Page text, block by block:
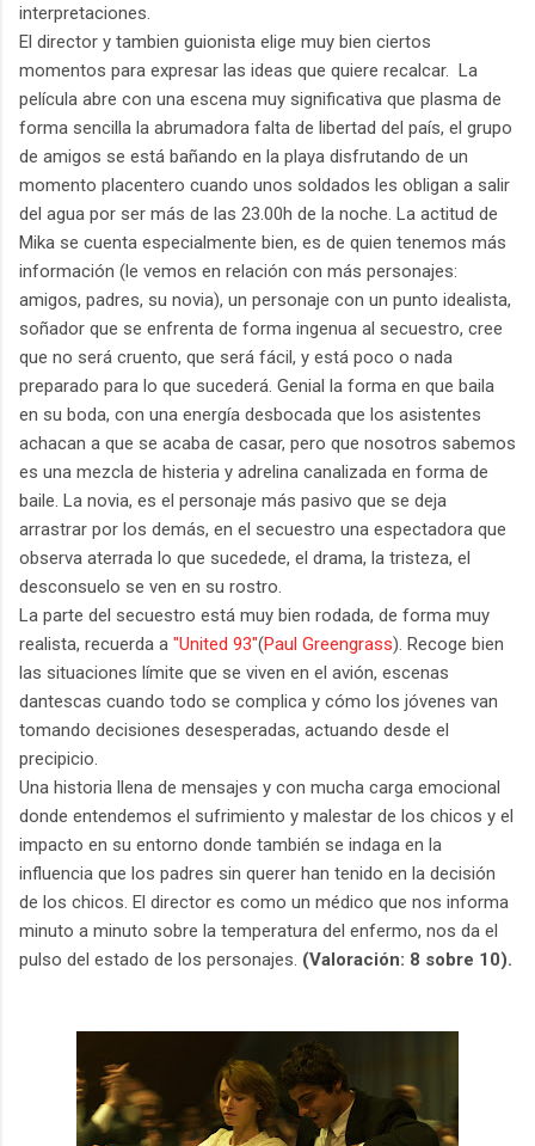
interpretaciones.
El director y tambien guionista elige muy bien ciertos
momentos para expresar las ideas que quiere recalcar. La
película abre con una escena muy significativa que plasma de
forma sencilla la abrumadora falta de libertad del país, el grupo
de amigos se está bañando en la playa disfrutando de un
momento placentero cuando unos soldados les obligan a salir
del agua por ser más de las 23.00h de la noche. La actitud de
Mika se cuenta especialmente bien, es de quien tenemos más
información (le vemos en relación con más personajes:
amigos, padres, su novia), un personaje con un punto idealista,
soñador que se enfrenta de forma ingenua al secuestro, cree
que no será cruento, que será fácil, y está poco o nada
preparado para lo que sucederá. Genial la forma en que baila
en su boda, con una energía desbocada que los asistentes
achacan a que se acaba de casar, pero que nosotros sabemos
es una mezcla de histeria y adrelina canalizada en forma de
baile. La novia, es el personaje más pasivo que se deja
arrastrar por los demás, en el secuestro una espectadora que
observa aterrada lo que sucedede, el drama, la tristeza, el
desconsuelo se ven en su rostro.
La parte del secuestro está muy bien rodada, de forma muy
realista, recuerda a "United 93"(Paul Greengrass). Recoge bien
las situaciones límite que se viven en el avión, escenas
dantescas cuando todo se complica y cómo los jóvenes van
tomando decisiones desesperadas, actuando desde el
precipicio.
Una historia llena de mensajes y con mucha carga emocional
donde entendemos el sufrimiento y malestar de los chicos y el
impacto en su entorno donde también se indaga en la
influencia que los padres sin querer han tenido en la decisión
de los chicos. El director es como un médico que nos informa
minuto a minuto sobre la temperatura del enfermo, nos da el
pulso del estado de los personajes. (Valoración: 8 sobre 10).